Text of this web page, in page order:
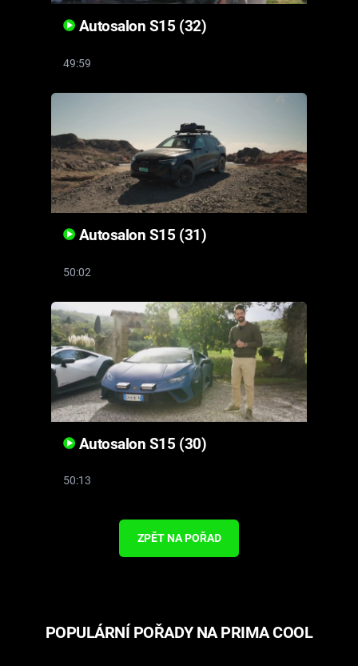
Autosalon S15 (32)
49:59
Autosalon S15 (31)
50:02
Autosalon S15 (30)
50:13
ZPĚT NA POŘAD
POPULÁRNÍ POŘADY NA PRIMA COOL